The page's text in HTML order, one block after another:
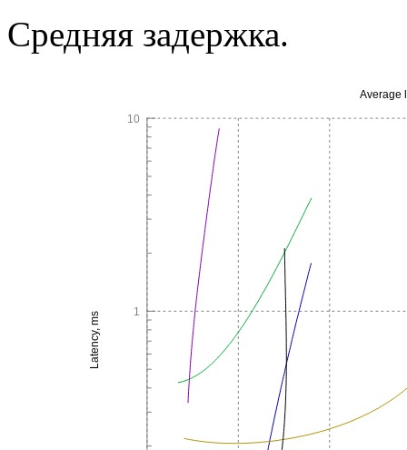
Средняя задержка.